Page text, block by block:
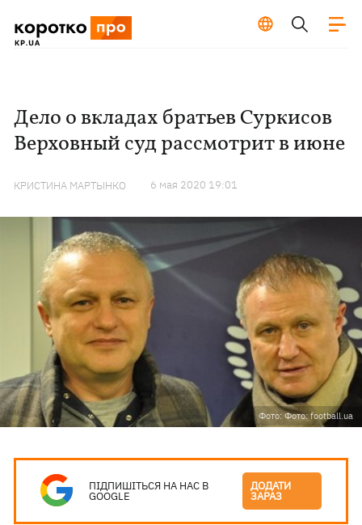
Дело о вкладах братьев Суркисов
Верховный суд рассмотрит в июне
КРИСТИНА МАРТЫНКО 6 мая 2020 19:01
Фото: Фото: football.ua
ПІДПИШІТЬСЯ НА НАС В
GOOGLE
ДОДАТИ
ЗАРАЗ